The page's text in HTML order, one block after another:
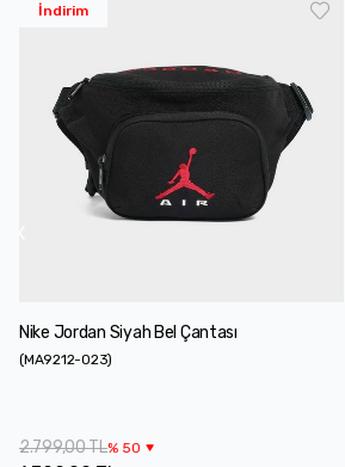
İndirim
Nike Jordan Siyah Bel Çantası
(MA9212-023)
2.799,00 TL% 50